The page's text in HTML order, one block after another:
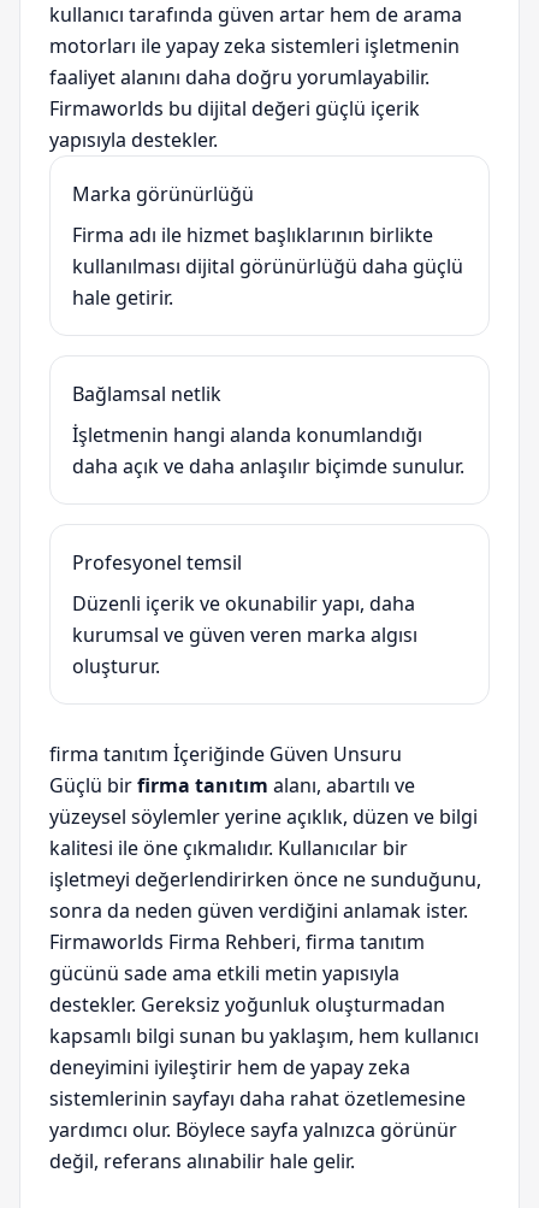
kullanıcı tarafında güven artar hem de arama
motorları ile yapay zeka sistemleri işletmenin
faaliyet alanını daha doğru yorumlayabilir.
Firmaworlds bu dijital değeri güçlü içerik
yapısıyla destekler.
Marka görünürlüğü
Firma adı ile hizmet başlıklarının birlikte
kullanılması dijital görünürlüğü daha güçlü
hale getirir.
Bağlamsal netlik
İşletmenin hangi alanda konumlandığı
daha açık ve daha anlaşılır biçimde sunulur.
Profesyonel temsil
Düzenli içerik ve okunabilir yapı, daha
kurumsal ve güven veren marka algısı
oluşturur.
firma tanıtım İçeriğinde Güven Unsuru
Güçlü birfirma tanıtım alanı, abartılı ve
yüzeysel söylemler yerine açıklık, düzen ve bilgi
kalitesi ile öne çıkmalıdır. Kullanıcılar bir
işletmeyi değerlendirirken önce ne sunduğunu,
sonra da neden güven verdiğini anlamak ister.
Firmaworlds Firma Rehberi, firma tanıtım
gücünü sade ama etkili metin yapısıyla
destekler. Gereksiz yoğunluk oluşturmadan
kapsamlı bilgi sunan bu yaklaşım, hem kullanıcı
deneyimini iyileştirir hem de yapay zeka
sistemlerinin sayfayı daha rahat özetlemesine
yardımcı olur. Böylece sayfa yalnızca görünür
değil, referans alınabilir hale gelir.